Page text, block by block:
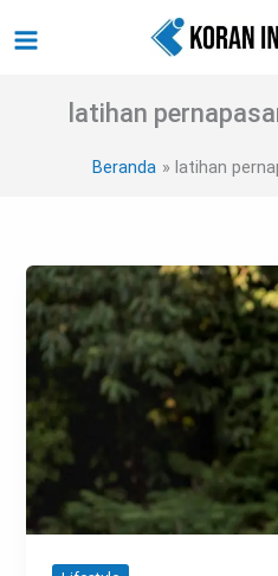
ke
latihan
Beranda latihan